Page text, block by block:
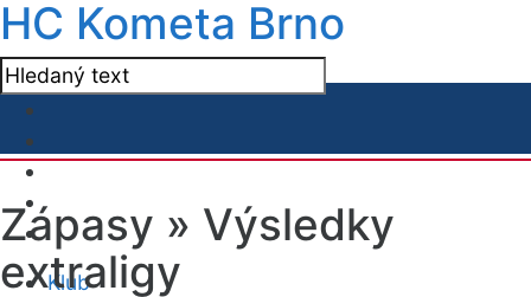
HC Kometa Brno
Klub
Zápasy » Výsledky
extraligy